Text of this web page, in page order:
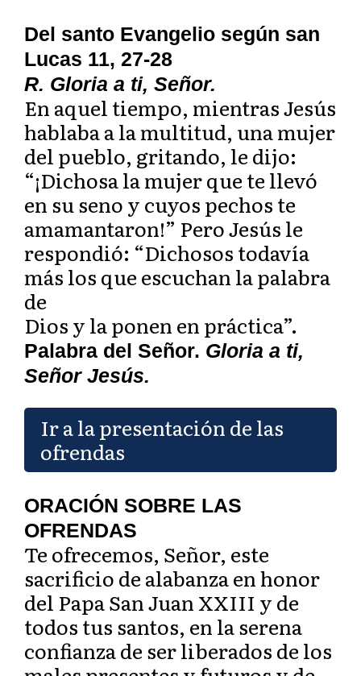
Del santo Evangelio según san
Lucas 11, 27-28
R. Gloria a ti, Señor.
En aquel tiempo, mientras Jesús
hablaba a la multitud, una mujer
del pueblo, gritando, le dijo:
“¡Dichosa la mujer que te llevó
en su seno y cuyos pechos te
amamantaron!” Pero Jesús le
respondió: “Dichosos todavía
más los que escuchan la palabra
de
Dios y la ponen en práctica”.
Palabra del Señor. Gloria a ti,
Señor Jesús.
Ir a la presentación de las
ofrendas
ORACIÓN SOBRE LAS
OFRENDAS
Te ofrecemos, Señor, este
sacrificio de alabanza en honor
del Papa San Juan XXIII y de
todos tus santos, en la serena
confianza de ser liberados de los